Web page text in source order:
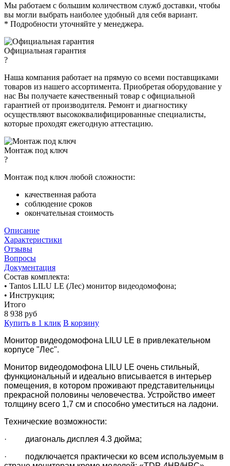
Мы работаем с большим количеством служб доставки, чтобы
вы могли выбрать наиболее удобный для себя вариант.
* Подробности уточняйте у менеджера.
Официальная гарантия
?
Наша компания работает на прямую со всеми поставщиками
товаров из нашего ассортимента. Приобретая оборудование у
нас Вы получаете качественный товар с официальной
гарантией от производителя. Ремонт и диагностику
осуществляют высококвалифицированные специалисты,
которые проходят ежегодную аттестацию.
Монтаж под ключ
?
Монтаж под ключ любой сложности:
качественная работа
соблюдение сроков
окончательная стоимость
Описание
Характеристики
Отзывы
Вопросы
Документация
Состав комплекта:
• Tantos LILU LE (Лес) монитор видеодомофона;
• Инструкция;
Итого
8 938 руб
Купить в 1 клик В корзину
Монитор видеодомофона LILU LE в привлекательном
корпусе "Лес".
Монитор видеодомофона LILU LE очень стильный,
функциональный и идеально вписывается в интерьер
помещения, в котором проживают представительницы
прекрасной половины человечества. Устройство имеет
толщину всего 1,7 см и способно уместиться на ладони.
Технические возможности:
· диагональ дисплея 4.3 дюйма;
· подключается практически ко всем используемым в